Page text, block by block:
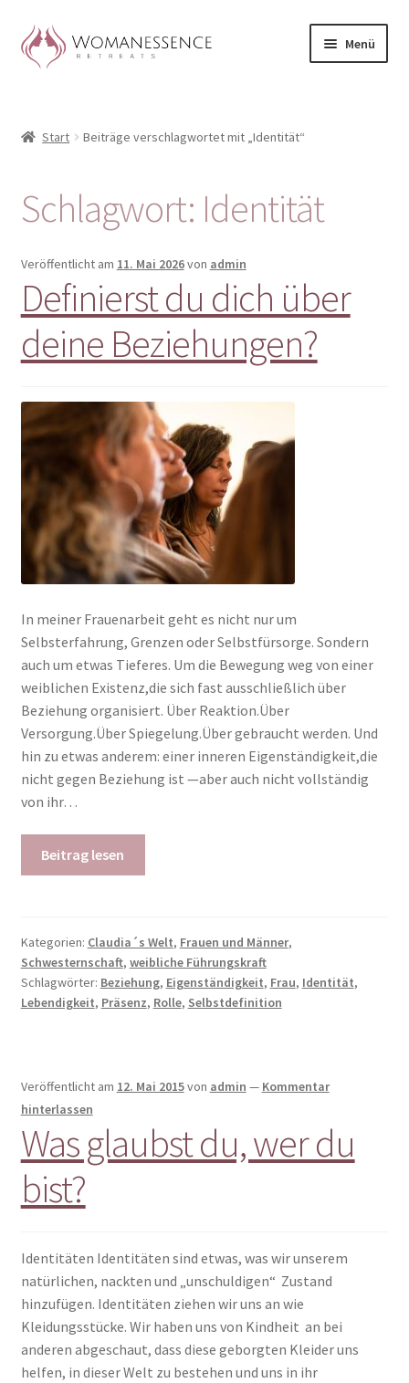
Zur
Navigation
Zum
Inhalt
Menü
Blog
Shop / Retreats im Allgäu
Woman-Circle
Erfahrungen
Start Beiträge verschlagwortet mit „Identität“
Schlagwort: Identität
Veröffentlicht am 11. Mai 2026von admin
Definierst du dich über
deine Beziehungen?
In meiner Frauenarbeit geht es nicht nur um
Selbsterfahrung, Grenzen oder Selbstfürsorge. Sondern
auch um etwas Tieferes. Um die Bewegung weg von einer
weiblichen Existenz,die sich fast ausschließlich über
Beziehung organisiert. Über Reaktion.Über
Versorgung.Über Spiegelung.Über gebraucht werden. Und
hin zu etwas anderem: einer inneren Eigenständigkeit,die
nicht gegen Beziehung ist —aber auch nicht vollständig
von ihr…
Beitrag lesen
Kategorien: Claudia´s Welt, Frauen und Männer,
Schwesternschaft, weibliche Führungskraft
Schlagwörter: Beziehung, Eigenständigkeit, Frau, Identität,
Lebendigkeit, Präsenz, Rolle, Selbstdefinition
Veröffentlicht am 12. Mai 2015von admin — Kommentar
hinterlassen
Was glaubst du, wer du
bist?
Identitäten Identitäten sind etwas, was wir unserem
natürlichen, nackten und „unschuldigen“ Zustand
hinzufügen. Identitäten ziehen wir uns an wie
Kleidungsstücke. Wir haben uns von Kindheit an bei
anderen abgeschaut, dass diese geborgten Kleider uns
helfen, in dieser Welt zu bestehen und uns in ihr